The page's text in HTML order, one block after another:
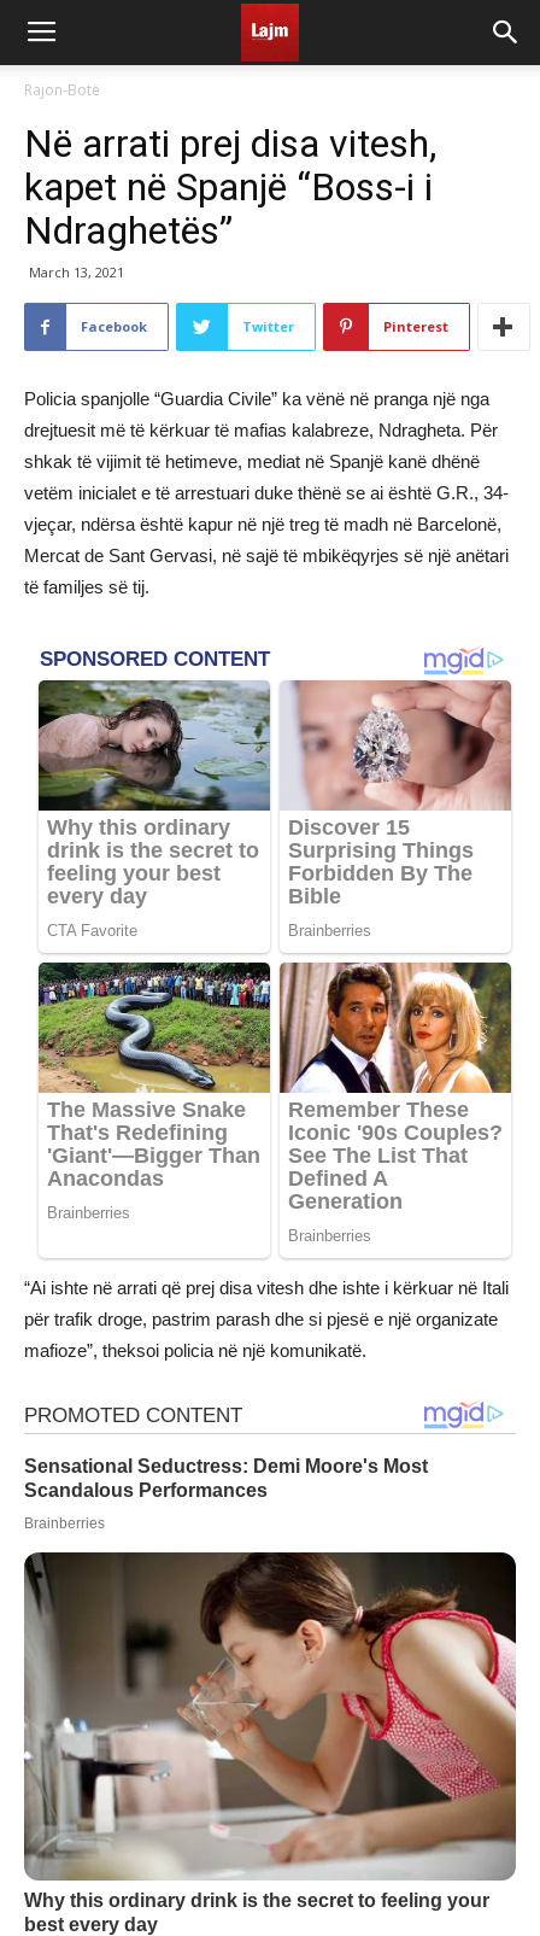
Rajon-Botë
Në arrati prej disa vitesh,
kapet në Spanjë “Boss-i i
Ndraghetës”
March 13, 2021
Facebook Twitter Pinterest
Policia spanjolle “Guardia Civile” ka vënë në pranga një nga
drejtuesit më të kërkuar të mafias kalabreze, Ndragheta. Për
shkak të vijimit të hetimeve, mediat në Spanjë kanë dhënë
vetëm inicialet e të arrestuari duke thënë se ai është G.R., 34-
vjeçar, ndërsa është kapur në një treg të madh në Barcelonë,
Mercat de Sant Gervasi, në sajë të mbikëqyrjes së një anëtari
të familjes së tij.
“Ai ishte në arrati që prej disa vitesh dhe ishte i kërkuar në Itali
për trafik droge, pastrim parash dhe si pjesë e një organizate
mafioze”, theksoi policia në një komunikatë.